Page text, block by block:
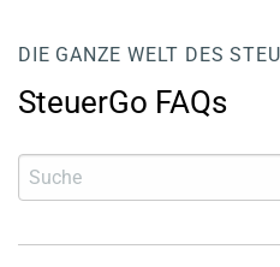
DIE GANZE WELT DES
SteuerGo FAQs